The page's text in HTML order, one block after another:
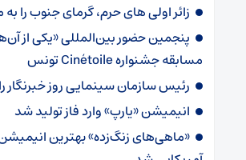
زائر اولی های حرم، گرمای جنوب را
پنجمین حضور بین‌المللی «یکی از
مسابقه جشنواره Cinétoile تونس
رئیس سازمان سینمایی روز خبرنگار
انیمیشن «یارپ» وارد فاز تولید شد
«ماهی‌های زنگ‌زده» بهترین